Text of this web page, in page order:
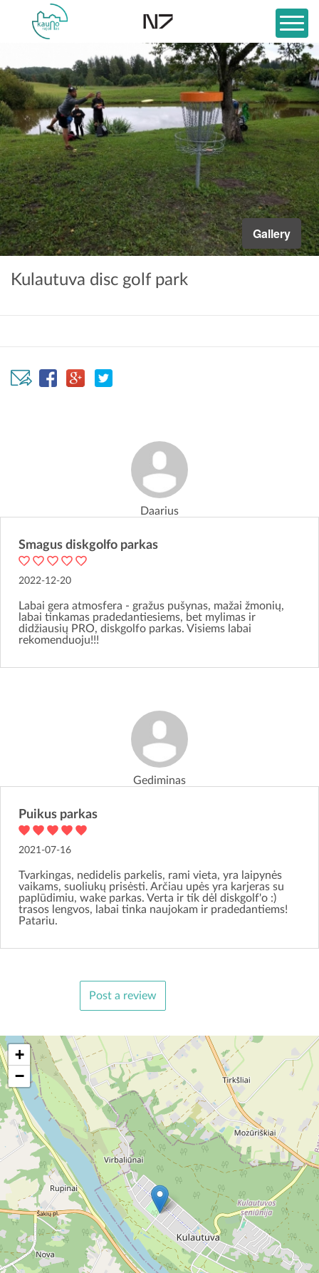
Gallery
Kulautuva disc golf park
Daarius
Smagus diskgolfo parkas
2022-12-20
Labai gera atmosfera - gražus pušynas, mažai žmonių,
labai tinkamas pradedantiesiems, bet mylimas ir
didžiausių PRO, diskgolfo parkas. Visiems labai
rekomenduoju!!!
Gediminas
Puikus parkas
2021-07-16
Tvarkingas, nedidelis parkelis, rami vieta, yra laipynės
vaikams, suoliukų prisėsti. Arčiau upės yra karjeras su
paplūdimiu, wake parkas. Verta ir tik dėl diskgolf'o :)
trasos lengvos, labai tinka naujokam ir pradedantiems!
Patariu.
Post a review
+
−